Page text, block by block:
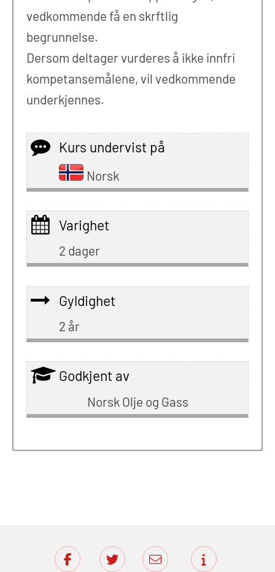
vedkommende få en skrftlig
begrunnelse.
Dersom deltager vurderes å ikke innfri
kompetansemålene, vil vedkommende
underkjennes.
Kurs undervist på
Norsk
Varighet
2 dager
Gyldighet
2 år
Godkjent av
Norsk Olje og Gass